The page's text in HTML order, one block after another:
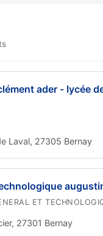
ader - lycée
Laval, 27305 Bernay
ET
27301 Bernay